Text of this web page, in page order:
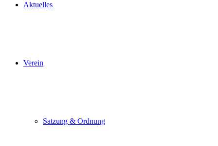
Aktuelles
Verein
Satzung & Ordnung